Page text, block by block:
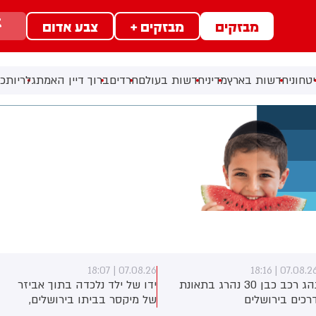
מבזקים מבזקים + צבע אדום
חדשות בארץמדיניחדשות בעולםחרדיםברוך דיין האמתגלריות
07.08.26 |
נהג רכב כבן 30 נהרג בתאונת
בירושלים
07.08.26 | 18:07
ידו של ילד נלכדה בתוך אביזר
של מיקסר בביתו בירושלים,